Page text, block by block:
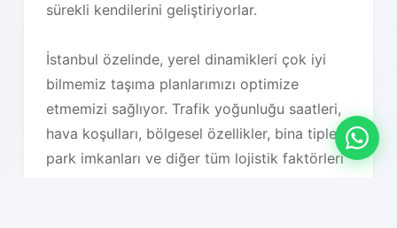
sürekli kendilerini geliştiriyorlar.
İstanbul özelinde, yerel dinamikleri çok iyi
bilmemiz taşıma planlarımızı optimize
etmemizi sağlıyor. Trafik yoğunluğu saatleri,
hava koşulları, bölgesel özellikler, bina tipleri,
park imkanları ve diğer tüm lojistik faktörleri